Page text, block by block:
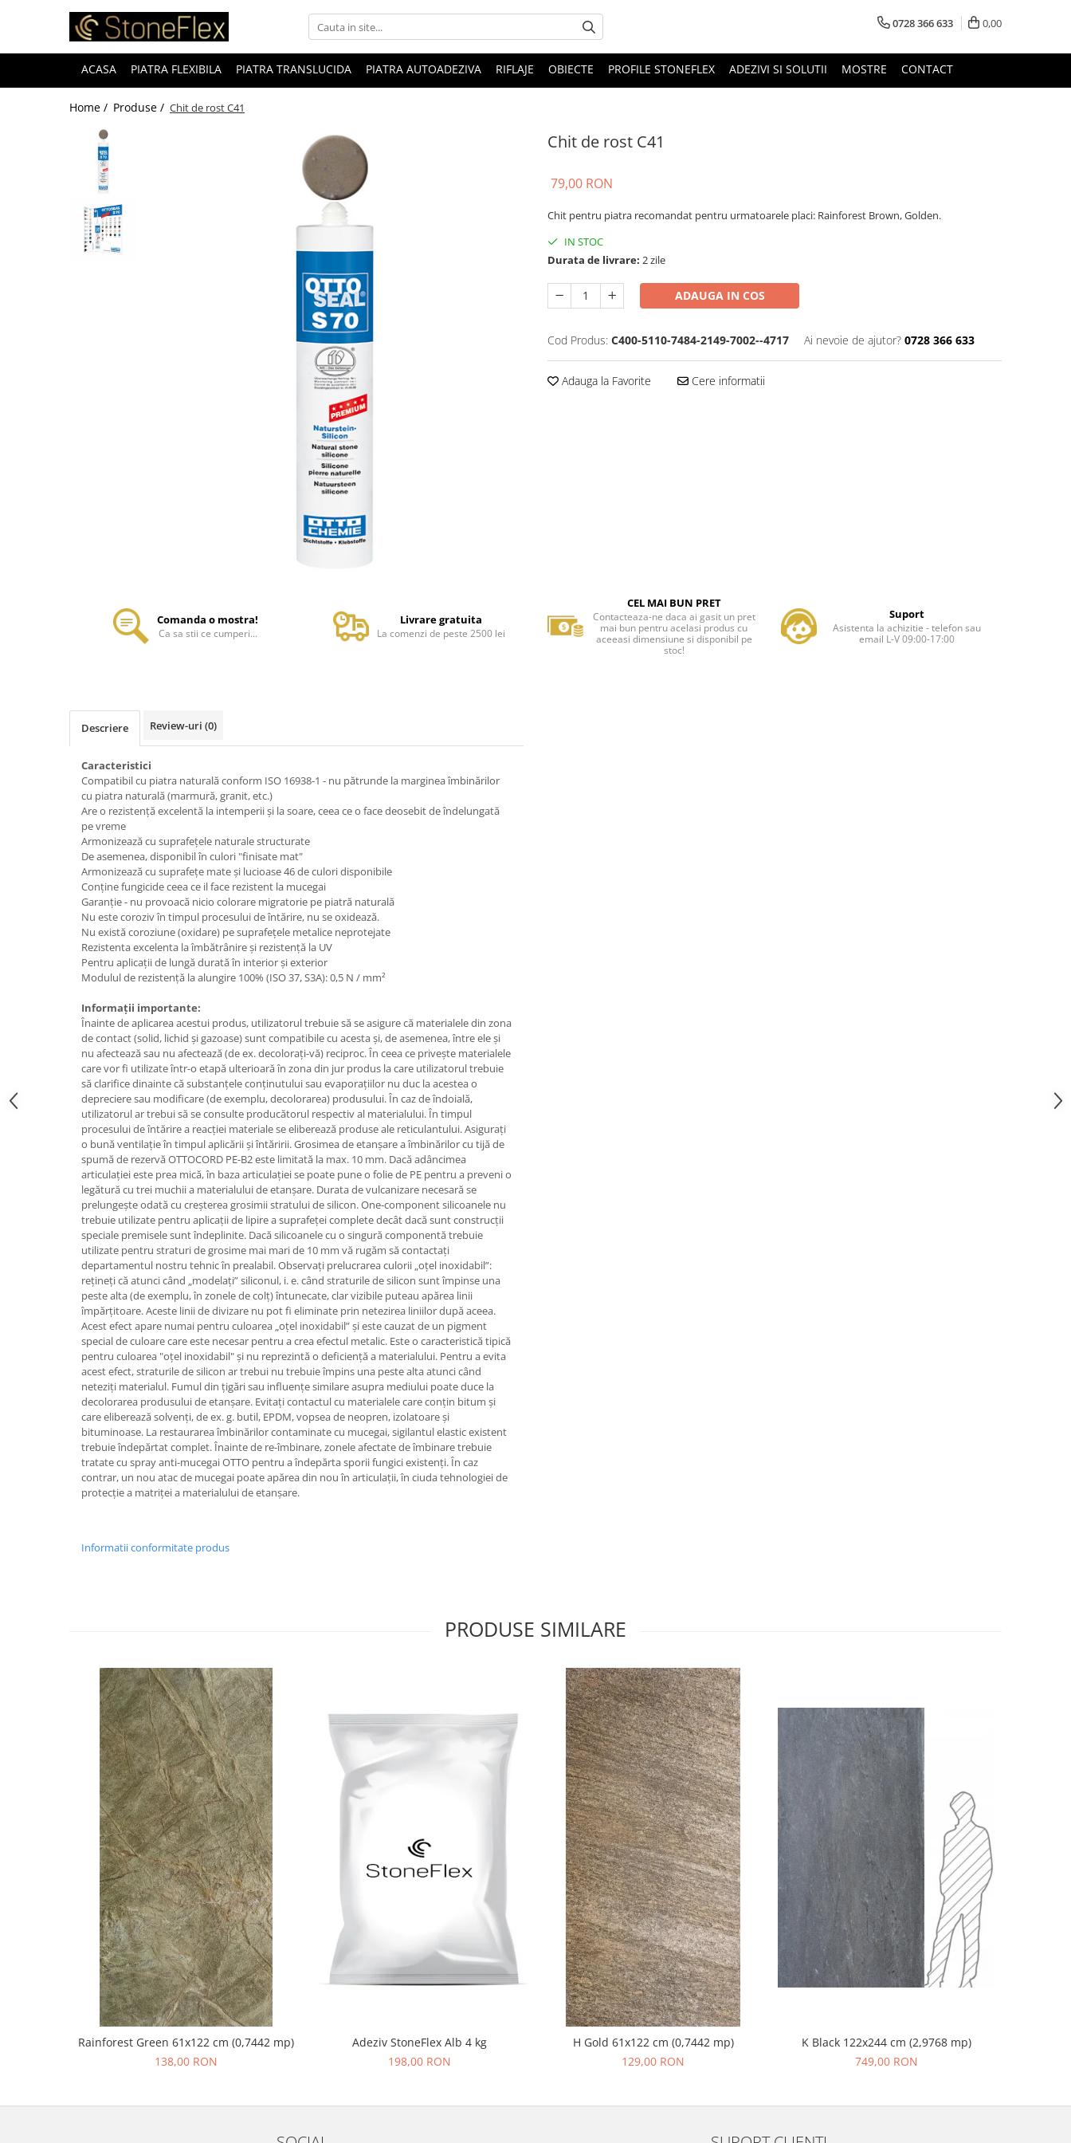
0728 366 633 0,00
ACASA PIATRA FLEXIBILA PIATRA TRANSLUCIDA PIATRA AUTOADEZIVA RIFLAJE OBIECTE PROFILE STONEFLEX ADEZIVI SI SOLUTII MOSTRE CONTACT
Home / Produse / Chit de rost C41
Chit de rost C41
79,00 RON
Chit pentru piatra recomandat pentru urmatoarele placi: Rainforest Brown, Golden.
IN STOC
Durata de livrare: 2 zile
ADAUGA IN COS
Cod Produs: C400-5110-7484-2149-7002--4717 Ai nevoie de ajutor? 0728 366 633
Adauga la Favorite Cere informatii
Comanda o mostra!
Ca sa stii ce cumperi...
Livrare gratuita
La comenzi de peste 2500 lei
CEL MAI BUN PRET
Contacteaza-ne daca ai gasit un pret
mai bun pentru acelasi produs cu
aceeasi dimensiune si disponibil pe
stoc!
Suport
Asistenta la achizitie - telefon sau
email L-V 09:00-17:00
Descriere Review-uri (0)
Caracteristici
Compatibil cu piatra naturală conform ISO 16938-1 - nu pătrunde la marginea îmbinărilor
cu piatra naturală (marmură, granit, etc.)
Are o rezistență excelentă la intemperii și la soare, ceea ce o face deosebit de îndelungată
pe vreme
Armonizează cu suprafețele naturale structurate
De asemenea, disponibil în culori "finisate mat"
Armonizează cu suprafețe mate și lucioase 46 de culori disponibile
Conține fungicide ceea ce il face rezistent la mucegai
Garanție - nu provoacă nicio colorare migratorie pe piatră naturală
Nu este coroziv în timpul procesului de întărire, nu se oxidează.
Nu există coroziune (oxidare) pe suprafețele metalice neprotejate
Rezistenta excelenta la îmbătrânire și rezistență la UV
Pentru aplicații de lungă durată în interior și exterior
Modulul de rezistență la alungire 100% (ISO 37, S3A): 0,5 N / mm²
Informații importante:
Înainte de aplicarea acestui produs, utilizatorul trebuie să se asigure că materialele din zona
de contact (solid, lichid și gazoase) sunt compatibile cu acesta și, de asemenea, între ele și
nu afectează sau nu afectează (de ex. decolorați-vă) reciproc. În ceea ce privește materialele
care vor fi utilizate într-o etapă ulterioară în zona din jur produs la care utilizatorul trebuie
să clarifice dinainte că substanțele conținutului sau evaporațiilor nu duc la acestea o
depreciere sau modificare (de exemplu, decolorarea) produsului. În caz de îndoială,
utilizatorul ar trebui să se consulte producătorul respectiv al materialului. În timpul
procesului de întărire a reacției materiale se eliberează produse ale reticulantului. Asigurați
o bună ventilație în timpul aplicării și întăririi. Grosimea de etanșare a îmbinărilor cu tijă de
spumă de rezervă OTTOCORD PE-B2 este limitată la max. 10 mm. Dacă adâncimea
articulației este prea mică, în baza articulației se poate pune o folie de PE pentru a preveni o
legătură cu trei muchii a materialului de etanșare. Durata de vulcanizare necesară se
prelungește odată cu creșterea grosimii stratului de silicon. One-component silicoanele nu
trebuie utilizate pentru aplicații de lipire a suprafeței complete decât dacă sunt construcții
speciale premisele sunt îndeplinite. Dacă silicoanele cu o singură componentă trebuie
utilizate pentru straturi de grosime mai mari de 10 mm vă rugăm să contactați
departamentul nostru tehnic în prealabil. Observați prelucrarea culorii „oțel inoxidabil”:
rețineți că atunci când „modelați” siliconul, i. e. când straturile de silicon sunt împinse una
peste alta (de exemplu, în zonele de colț) întunecate, clar vizibile puteau apărea linii
împărțitoare. Aceste linii de divizare nu pot fi eliminate prin netezirea liniilor după aceea.
Acest efect apare numai pentru culoarea „oțel inoxidabil” și este cauzat de un pigment
special de culoare care este necesar pentru a crea efectul metalic. Este o caracteristică tipică
pentru culoarea "oțel inoxidabil" și nu reprezintă o deficiență a materialului. Pentru a evita
acest efect, straturile de silicon ar trebui nu trebuie împins una peste alta atunci când
neteziți materialul. Fumul din țigări sau influențe similare asupra mediului poate duce la
decolorarea produsului de etanșare. Evitați contactul cu materialele care conțin bitum și
care eliberează solvenți, de ex. g. butil, EPDM, vopsea de neopren, izolatoare și
bituminoase. La restaurarea îmbinărilor contaminate cu mucegai, sigilantul elastic existent
trebuie îndepărtat complet. Înainte de re-îmbinare, zonele afectate de îmbinare trebuie
tratate cu spray anti-mucegai OTTO pentru a îndepărta sporii fungici existenți. În caz
contrar, un nou atac de mucegai poate apărea din nou în articulații, în ciuda tehnologiei de
protecție a matriței a materialului de etanșare.
Informatii conformitate produs
PRODUSE SIMILARE
Rainforest Green 61x122 cm (0,7442 mp)
138,00 RON
Adeziv StoneFlex Alb 4 kg
198,00 RON
H Gold 61x122 cm (0,7442 mp)
129,00 RON
K Black 122x244 cm (2,9768 mp)
749,00 RON